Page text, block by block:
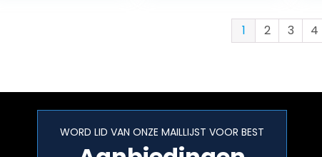
roze, materiaal:1 2 3 4
WORD LID VAN ONZE MAILLIJST VOOR BEST